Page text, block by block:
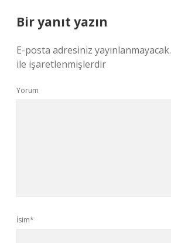
Bir yanıt yazın
E-posta adresiniz yayınlanmayacak.
ile işaretlenmişlerdir
Yorum
İsim*